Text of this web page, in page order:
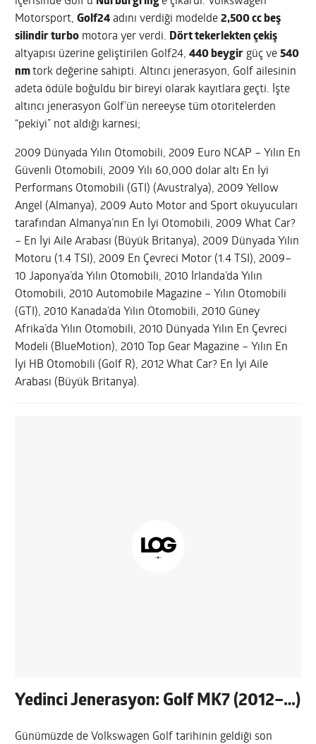
Motorsport,Golf24 adını verdiği modelde2,500 cc beş
silindir turbo motora yer verdi. Dört tekerlekten çekiş
altyapısı üzerine geliştirilen Golf24,440 beygir güç ve540
nmtork değerine sahipti. Altıncı jenerasyon, Golf ailesinin
adeta ödüle boğuldu bir bireyi olarak kayıtlara geçti. İşte
altıncı jenerasyon Golf’ün nereeyse tüm otoritelerden
“pekiyi” not aldığı karnesi;
2009 Dünyada Yılın Otomobili, 2009 Euro NCAP – Yılın En
Güvenli Otomobili, 2009 Yılı 60,000 dolar altı En İyi
Performans Otomobili (GTI) (Avustralya), 2009 Yellow
Angel (Almanya), 2009 Auto Motor and Sport okuyucuları
tarafından Almanya’nın En İyi Otomobili, 2009 What Car?
– En İyi Aile Arabası (Büyük Britanya), 2009 Dünyada Yılın
Motoru (1.4 TSI), 2009 En Çevreci Motor (1.4 TSI), 2009–
10 Japonya’da Yılın Otomobili, 2010 İrlanda’da Yılın
Otomobili, 2010 Automobile Magazine – Yılın Otomobili
(GTI), 2010 Kanada’da Yılın Otomobili, 2010 Güney
Afrika’da Yılın Otomobili, 2010 Dünyada Yılın En Çevreci
Modeli (BlueMotion), 2010 Top Gear Magazine – Yılın En
İyi HB Otomobili (Golf R), 2012 What Car? En İyi Aile
Arabası (Büyük Britanya).
Yedinci Jenerasyon: Golf MK7 (2012–…)
Günümüzde de Volkswagen Golf tarihinin geldiği son